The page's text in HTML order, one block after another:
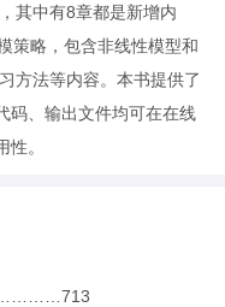
其中有8章都是新增内
策略，包含非线性模型和
方法等内容。本书提供了
码、输出文件均可在在线
。